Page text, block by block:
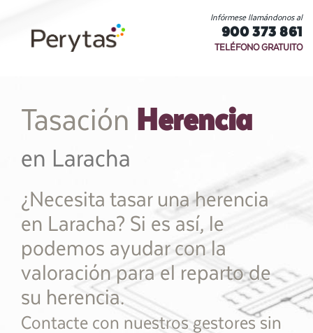
Infórmese llamándonos al
900 373 861
TELÉFONO GRATUITO
Tasación Herencia
en Laracha
¿Necesita tasar una herencia
en Laracha? Si es así, le
podemos ayudar con la
valoración para el reparto de
su herencia.
Contacte con nuestros gestores sin